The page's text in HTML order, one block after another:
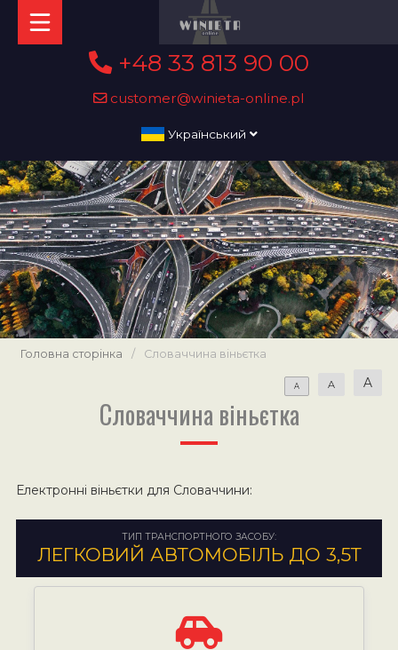
+48 33 813 90 00
customer@winieta-online.pl
Український
Головна сторінка / Словаччина віньєтка
A A A
Словаччина віньєтка
Електронні віньєтки для Словаччини:
ТИП ТРАНСПОРТНОГО ЗАСОБУ:
ЛЕГКОВИЙ АВТОМОБІЛЬ ДО 3,5Т